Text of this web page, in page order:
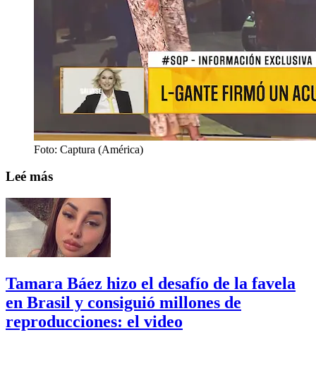
Foto: Captura (América)
Leé más
Tamara Báez hizo el desafío de la favela
en Brasil y consiguió millones de
reproducciones: el video